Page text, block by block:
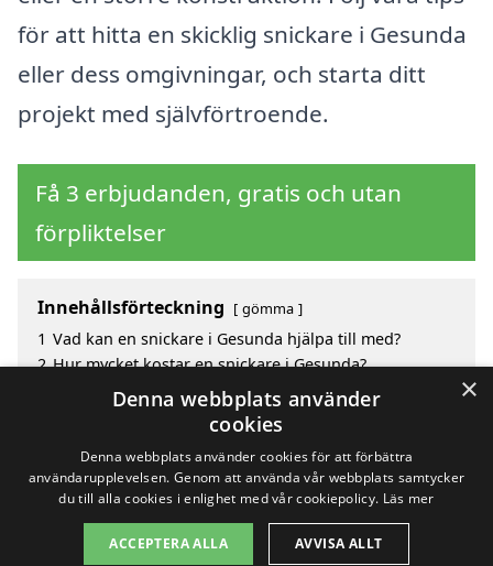
för att hitta en skicklig snickare i Gesunda
eller dess omgivningar, och starta ditt
projekt med självförtroende.
Få 3 erbjudanden, gratis och utan
förpliktelser
Innehållsförteckning gömma
1 Vad kan en snickare i Gesunda hjälpa till med?
2 Hur mycket kostar en snickare i Gesunda?
Fördelar med att välja snickare i Gesunda
Sök efter en skicklig snickare i de omgivande
Copyright 2026 - Pilanto Aps
×
Denna webbplats använder
cookies
Denna webbplats använder cookies för att förbättra
användarupplevelsen. Genom att använda vår webbplats samtycker
du till alla cookies i enlighet med vår cookiepolicy. Läs mer
ACCEPTERA ALLA AVVISA ALLT